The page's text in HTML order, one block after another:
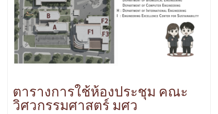
ตารางการใช้ห้องประชุม คณะ
วิศวกรรมศาสตร์ มศว